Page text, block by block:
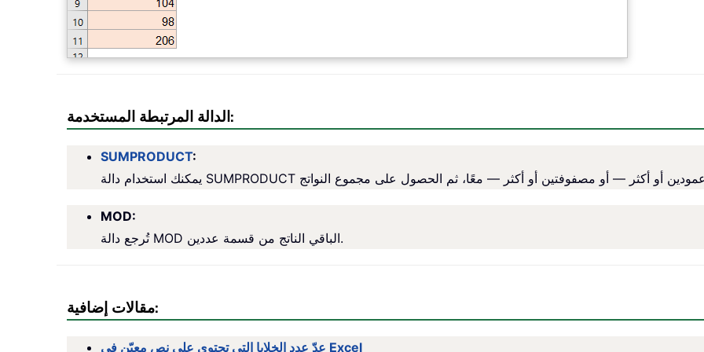
الدالة المرتبطة المستخدمة:
SUMPRODUCT:
MOD:
تُرجع دالة MOD الباقي الناتج من قسمة عددين.
مقالات إضافية:
عدّ عدد الخلايا التي تحتوي على نص معيّن في Excel